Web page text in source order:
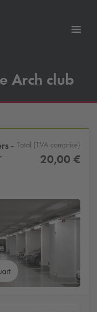
Arch club
- Total (TVA comprise)
20,00 €